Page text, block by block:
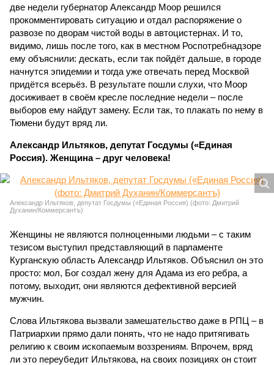
две недели губернатор Александр Моор решился
прокомментировать ситуацию и отдал распоряжение о
развозе по дворам чистой воды в автоцистернах. И то,
видимо, лишь после того, как в местном Роспотребнадзоре
ему объяснили: дескать, если так пойдёт дальше, в городе
начнутся эпидемии и тогда уже отвечать перед Москвой
придётся всерьёз. В результате пошли слухи, что Моор
досиживает в своём кресле последние недели – после
выборов ему найдут замену. Если так, то плакать по нему в
Тюмени будут вряд ли.
Александр Ильтяков, депутат Госдумы («Единая
Россия). Женщина – друг человека!
Александр Ильтяков, депутат Госдумы («Единая Россия) (фото: Дмитрий
Духанин/Коммерсантъ)
Женщины не являются полноценными людьми – с таким
тезисом выступил представляющий в парламенте
Курганскую область Александр Ильтяков. Объяснил он это
просто: мол, Бог создал жену для Адама из его ребра, а
потому, выходит, они являются дефективной версией
мужчин.
Слова Ильтякова вызвали замешательство даже в РПЦ – в
Патриархии прямо дали понять, что не надо притягивать
религию к своим ископаемым воззрениям. Впрочем, вряд
ли это переубедит Ильтякова, на своих позициях он стоит